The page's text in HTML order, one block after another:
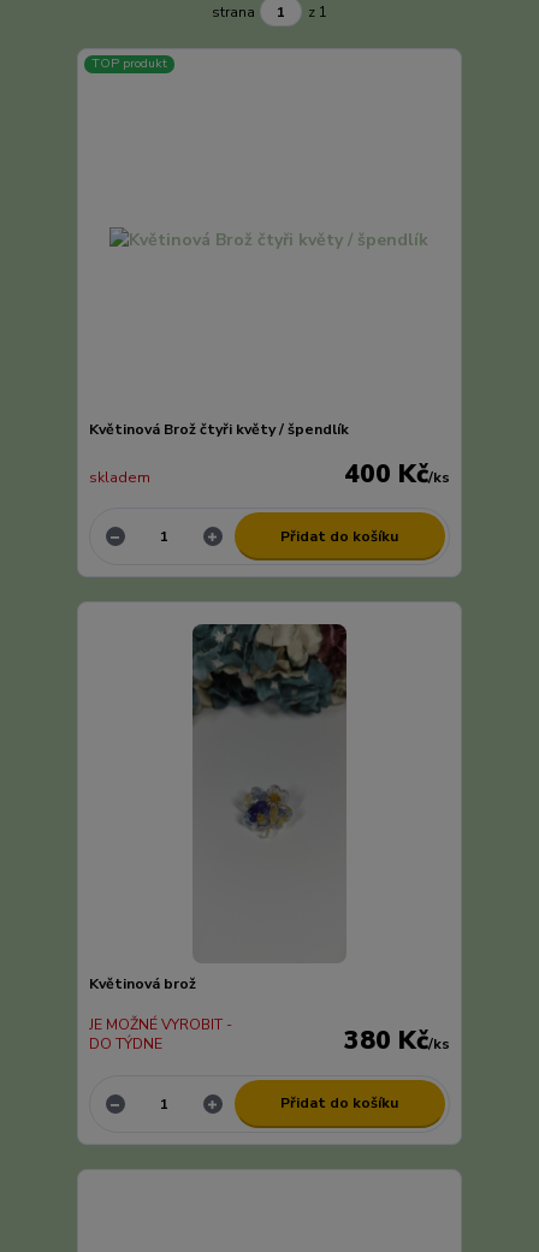
strana z 1
TOP produkt
Květinová Brož čtyři květy / špendlík
400 Kč/ks
skladem
Přidat do košíku
Květinová brož
380 Kč/ks
JE MOŽNÉ VYROBIT -
DO TÝDNE
Přidat do košíku